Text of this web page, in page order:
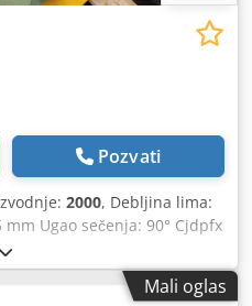
Pozvati
2000, Debljina lima:
Ugao sečenja: 90° Cjdpfx
mm Broj hodova u minuti: 45
Težina mašine približno:
1 x 1 x 1,2 m
Mali oglas